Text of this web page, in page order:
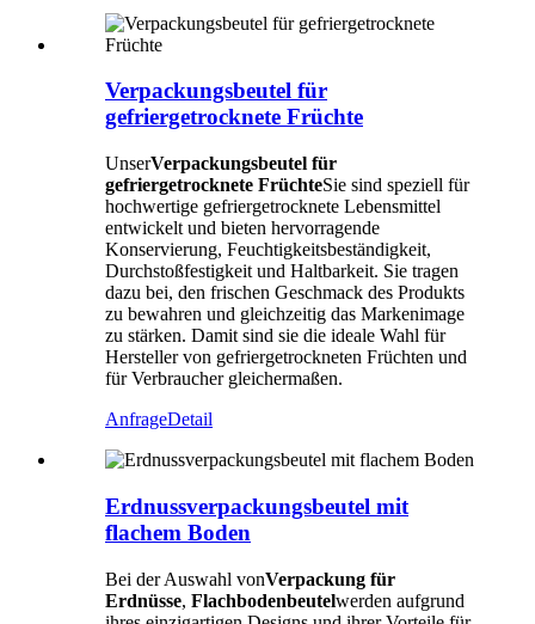
Verpackungsbeutel für
gefriergetrocknete Früchte
UnserVerpackungsbeutel für
gefriergetrocknete FrüchteSie sind speziell für
hochwertige gefriergetrocknete Lebensmittel
entwickelt und bieten hervorragende
Konservierung, Feuchtigkeitsbeständigkeit,
Durchstoßfestigkeit und Haltbarkeit. Sie tragen
dazu bei, den frischen Geschmack des Produkts
zu bewahren und gleichzeitig das Markenimage
zu stärken. Damit sind sie die ideale Wahl für
Hersteller von gefriergetrockneten Früchten und
für Verbraucher gleichermaßen.
AnfrageDetail
Erdnussverpackungsbeutel mit
flachem Boden
Bei der Auswahl vonVerpackung für
Erdnüsse, Flachbodenbeutelwerden aufgrund